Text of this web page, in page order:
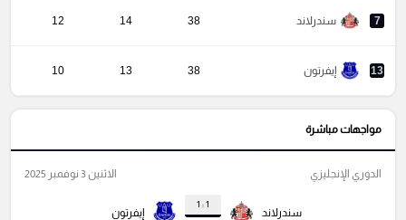
7 سندرلاند 38
14
12
13 إيفرتون 38
13
10
مواجهات مباشرة
سندرلاند
1 : 1
إيفرتون
الدوري الإنجليزي الاثنين 3 نوفمبر 2025